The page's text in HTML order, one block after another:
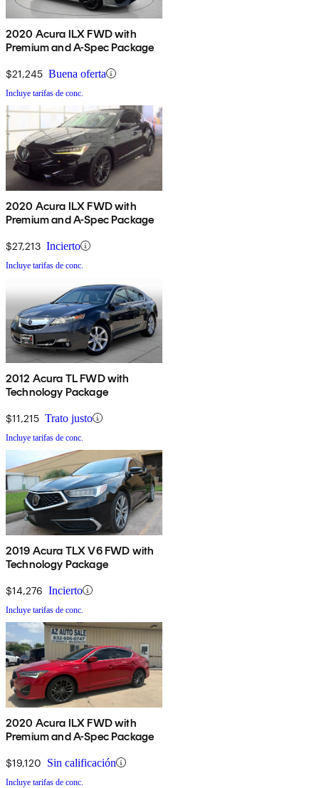
2020 Acura ILX FWD with
Premium and A-Spec Package
$21,245 Buena oferta
Incluye tarifas de conc.
2020 Acura ILX FWD with
Premium and A-Spec Package
$27,213 Incierto
Incluye tarifas de conc.
2012 Acura TL FWD with
Technology Package
$11,215 Trato justo
Incluye tarifas de conc.
2019 Acura TLX V6 FWD with
Technology Package
$14,276 Incierto
Incluye tarifas de conc.
2020 Acura ILX FWD with
Premium and A-Spec Package
$19,120 Sin calificación
Incluye tarifas de conc.